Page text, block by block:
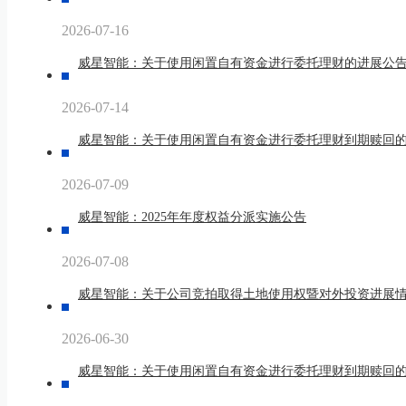
2026-07-16
威星智能：关于使用闲置自有资金进行委托理财的进展公
2026-07-14
威星智能：关于使用闲置自有资金进行委托理财到期赎回
2026-07-09
威星智能：2025年年度权益分派实施公告
2026-07-08
威星智能：关于公司竞拍取得土地使用权暨对外投资进展
2026-06-30
威星智能：关于使用闲置自有资金进行委托理财到期赎回